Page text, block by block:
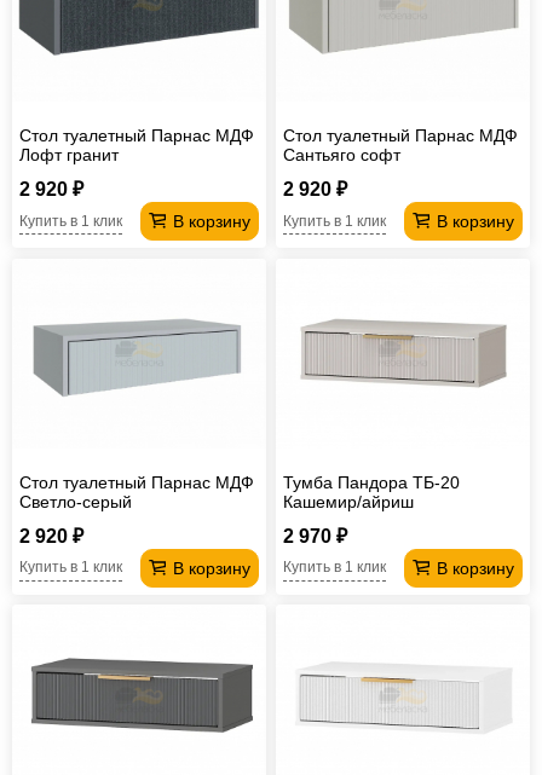
Стол туалетный Парнас МДФ
Лофт гранит
2 920 ₽
В корзину
Купить в 1 клик
Стол туалетный Парнас МДФ
Сантьяго софт
2 920 ₽
В корзину
Купить в 1 клик
Стол туалетный Парнас МДФ
Светло-серый
2 920 ₽
В корзину
Купить в 1 клик
Тумба Пандора ТБ-20
Кашемир/айриш
2 970 ₽
В корзину
Купить в 1 клик